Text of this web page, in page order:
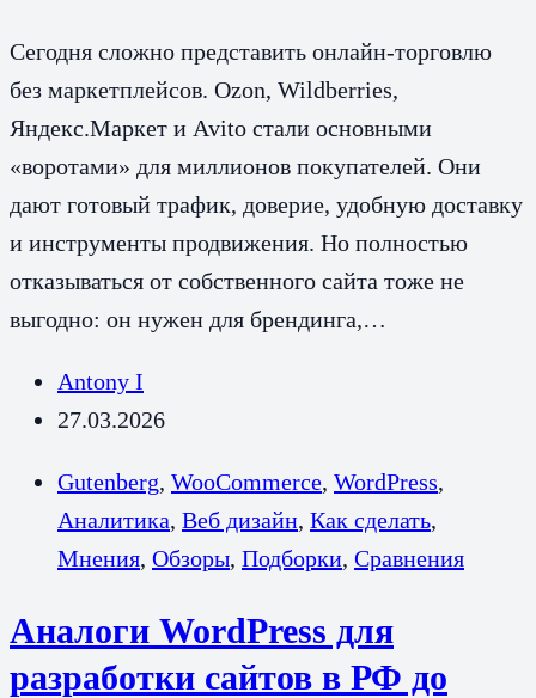
Сегодня сложно представить онлайн-торговлю
без маркетплейсов. Ozon, Wildberries,
Яндекс.Маркет и Avito стали основными
«воротами» для миллионов покупателей. Они
дают готовый трафик, доверие, удобную доставку
и инструменты продвижения. Но полностью
отказываться от собственного сайта тоже не
выгодно: он нужен для брендинга,…
Antony I
27.03.2026
Gutenberg, WooCommerce, WordPress,
Аналитика, Веб дизайн, Как сделать,
Мнения, Обзоры, Подборки, Сравнения
Аналоги WordPress для
разработки сайтов в РФ до